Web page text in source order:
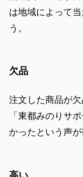
は地域によって
う。
欠品
注文した商品が欠
「東都みのりサ
かったという声が